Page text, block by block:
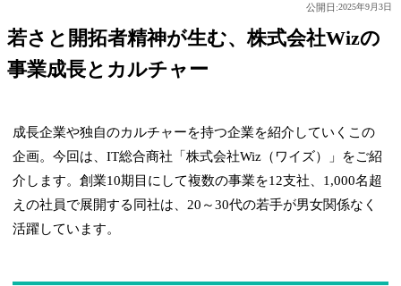
公開日:2025年9月3日
若さと開拓者精神が生む、株式会社Wizの
事業成長とカルチャー
成長企業や独自のカルチャーを持つ企業を紹介していくこの
企画。今回は、IT総合商社「株式会社Wiz（ワイズ）」をご紹
介します。創業10期目にして複数の事業を12支社、1,000名超
えの社員で展開する同社は、20～30代の若手が男女関係なく
活躍しています。